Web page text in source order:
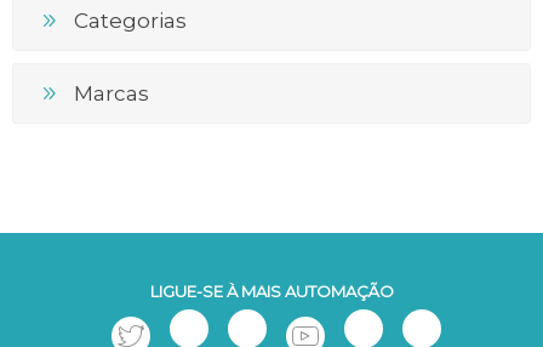
Categorias
Marcas
LIGUE-SE À MAIS AUTOMAÇÃO